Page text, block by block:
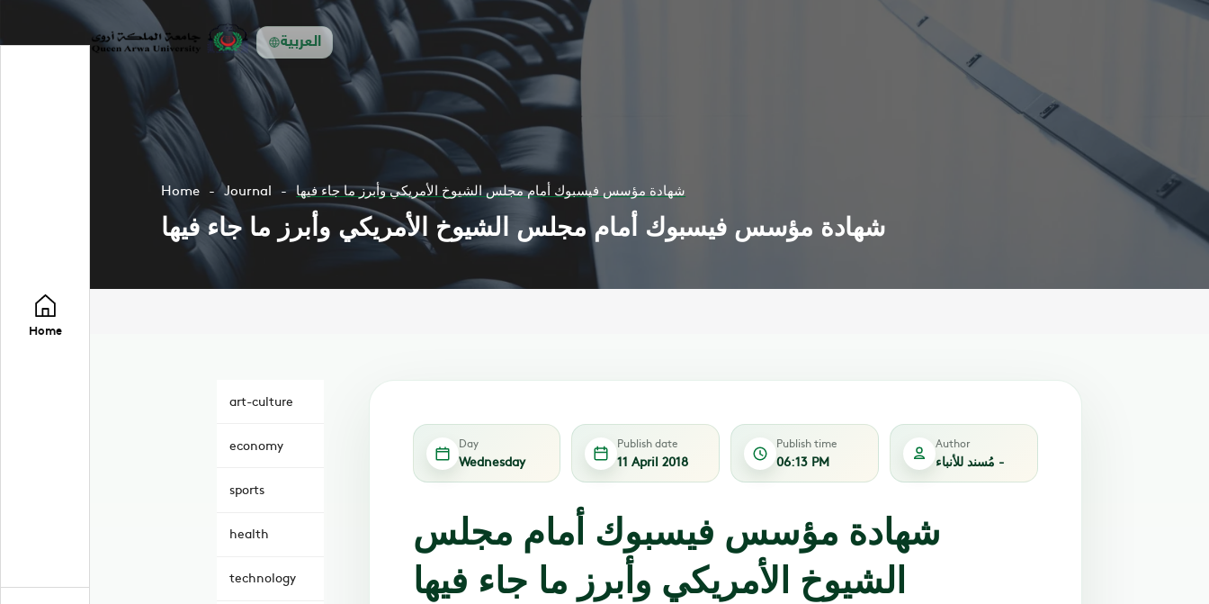
العربية
Home
Home Journal شهادة مؤسس فيسبوك أمام مجلس الشيوخ الأمريكي وأبرز ما جاء فيها
شهادة مؤسس فيسبوك أمام مجلس الشيوخ الأمريكي وأبرز ما جاء فيها
art-culture
economy
sports
health
technology
Day
Wednesday
Publish date
11 April 2018
Publish time
06:13 PM
Author
مُسند للأنباء -
شهادة مؤسس فيسبوك أمام مجلس
الشيوخ الأمريكي وأبرز ما جاء فيها